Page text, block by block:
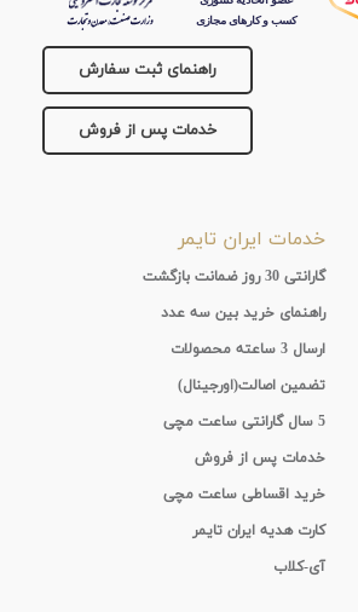
راهنمای ثبت سفارش
خدمات پس از فروش
خدمات ایران تایمر
گارانتی 30 روز ضمانت بازگشت
راهنمای خرید بین سه عدد
ارسال 3 ساعته محصولات
تضمین اصالت(اورجینال)
5 سال گارانتی ساعت مچی
خدمات پس از فروش
خرید اقساطی ساعت مچی
کارت هدیه ایران تایمر
آی-کلاب